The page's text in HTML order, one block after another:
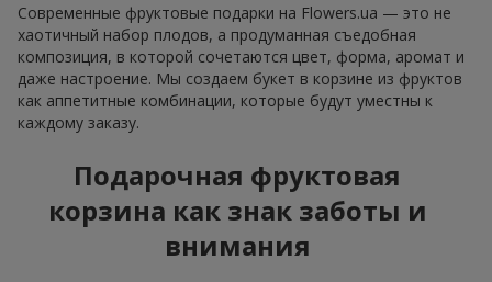
Современные фруктовые подарки на Flowers.ua — это не
хаотичный набор плодов, а продуманная съедобная
композиция, в которой сочетаются цвет, форма, аромат и
даже настроение. Мы создаем букет в корзине из фруктов
как аппетитные комбинации, которые будут уместны к
каждому заказу.
Подарочная фруктовая
корзина как знак заботы и
внимания